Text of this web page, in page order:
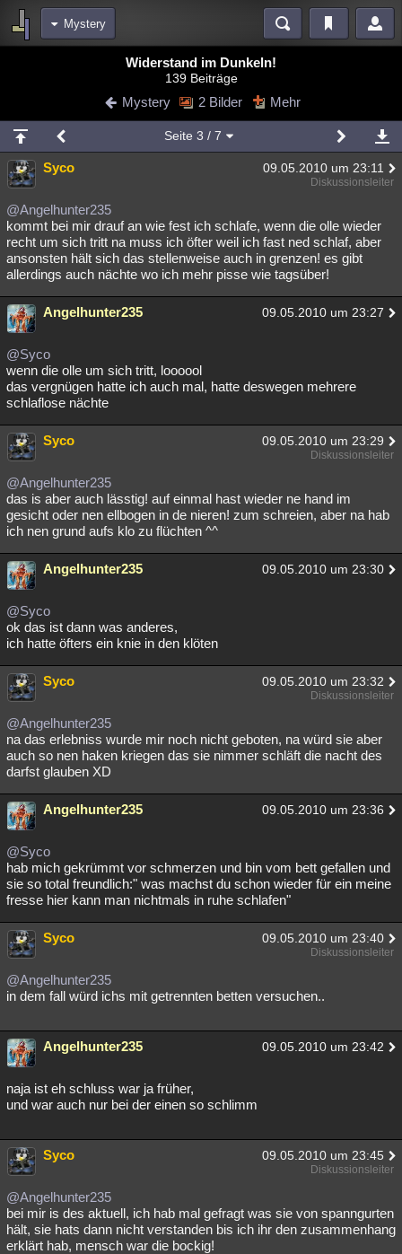
Mystery
Blogs Videos
Chat Wiki Neuigkeiten
meine Rubriken
Menschen Mystery Kriminalfälle
Spiritualität Verschwörungen
Natur Umfragen Unterhaltung
weitere Rubriken
Philosophie Träume Orte Esoterik Literatur
Astronomie
Musik Clash Verbesserungen
Übersichten
Besucht Teilgenommen Alle Neue Geschlossen
Lesenswert
Widerstand im Dunkeln!
139 Beiträge
Mystery 2 Bilder Mehr
Seite 3 / 7
Syco 09.05.2010 um 23:11
Diskussionsleiter
@Angelhunter235
kommt bei mir drauf an wie fest ich schlafe, wenn die olle wieder
recht um sich tritt na muss ich öfter weil ich fast ned schlaf, aber
ansonsten hält sich das stellenweise auch in grenzen! es gibt
allerdings auch nächte wo ich mehr pisse wie tagsüber!
Angelhunter235 09.05.2010 um 23:27
@Syco
wenn die olle um sich tritt, loooool
das vergnügen hatte ich auch mal, hatte deswegen mehrere
schlaflose nächte
Syco 09.05.2010 um 23:29
Diskussionsleiter
@Angelhunter235
das is aber auch lässtig! auf einmal hast wieder ne hand im
gesicht oder nen ellbogen in de nieren! zum schreien, aber na hab
ich nen grund aufs klo zu flüchten ^^
Angelhunter235 09.05.2010 um 23:30
@Syco
ok das ist dann was anderes,
ich hatte öfters ein knie in den klöten
Syco 09.05.2010 um 23:32
Diskussionsleiter
@Angelhunter235
na das erlebniss wurde mir noch nicht geboten, na würd sie aber
auch so nen haken kriegen das sie nimmer schläft die nacht des
darfst glauben XD
Angelhunter235 09.05.2010 um 23:36
@Syco
hab mich gekrümmt vor schmerzen und bin vom bett gefallen und
sie so total freundlich:" was machst du schon wieder für ein meine
fresse hier kann man nichtmals in ruhe schlafen"
Syco 09.05.2010 um 23:40
Diskussionsleiter
@Angelhunter235
in dem fall würd ichs mit getrennten betten versuchen..
Angelhunter235 09.05.2010 um 23:42
naja ist eh schluss war ja früher,
und war auch nur bei der einen so schlimm
Syco 09.05.2010 um 23:45
Diskussionsleiter
@Angelhunter235
bei mir is des aktuell, ich hab mal gefragt was sie von spanngurten
hält, sie hats dann nicht verstanden bis ich ihr den zusammenhang
erklärt hab, mensch war die bockig!